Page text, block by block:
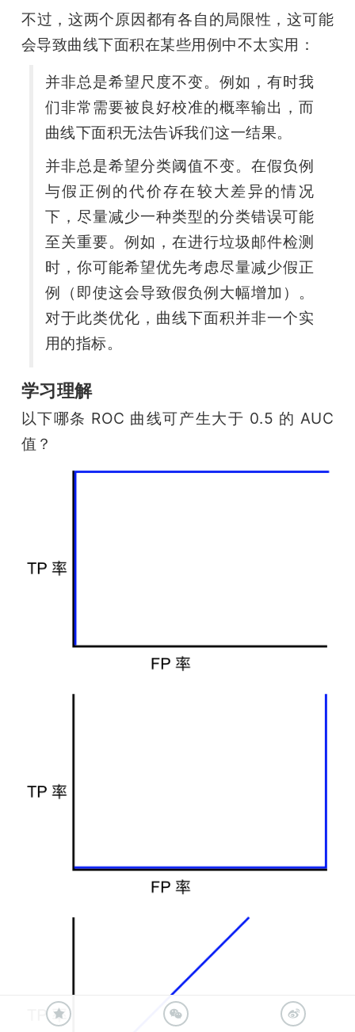
不过，这两个原因都有各自的局限性，这可能
会导致曲线下面积在某些用例中不太实用：
并非总是希望尺度不变。例如，有时我
们非常需要被良好校准的概率输出，而
曲线下面积无法告诉我们这一结果。
并非总是希望分类阈值不变。在假负例
与假正例的代价存在较大差异的情况
下，尽量减少一种类型的分类错误可能
至关重要。例如，在进行垃圾邮件检测
时，你可能希望优先考虑尽量减少假正
例（即使这会导致假负例大幅增加）。
对于此类优化，曲线下面积并非一个实
用的指标。
学习理解
以下哪条 ROC 曲线可产生大于 0.5 的 AUC
值？